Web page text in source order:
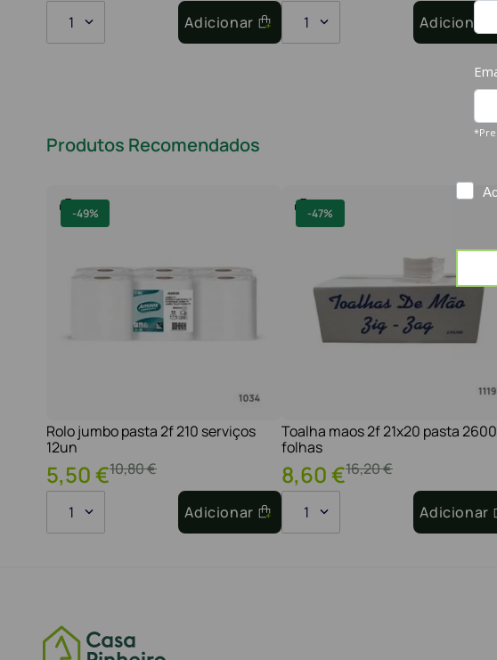
1 Adicionar 1 Adicionar
Produtos Recomendados
-49%
Rolo jumbo pasta 2f 210 serviços
12un
10,80€
5,50€
1 Adicionar
-47%
Toalha maos 2f 21x20 pasta 2600
folhas
16,20€
8,60€
1 Adicionar